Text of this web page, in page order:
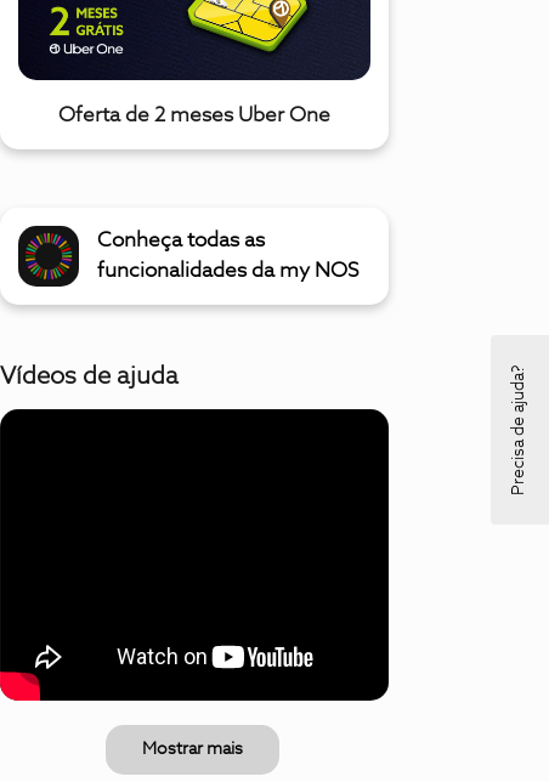
Oferta de 2 meses Uber One
Conheça todas as
funcionalidades da my NOS
Vídeos de ajuda
Mostrar mais
Precisa de ajuda?